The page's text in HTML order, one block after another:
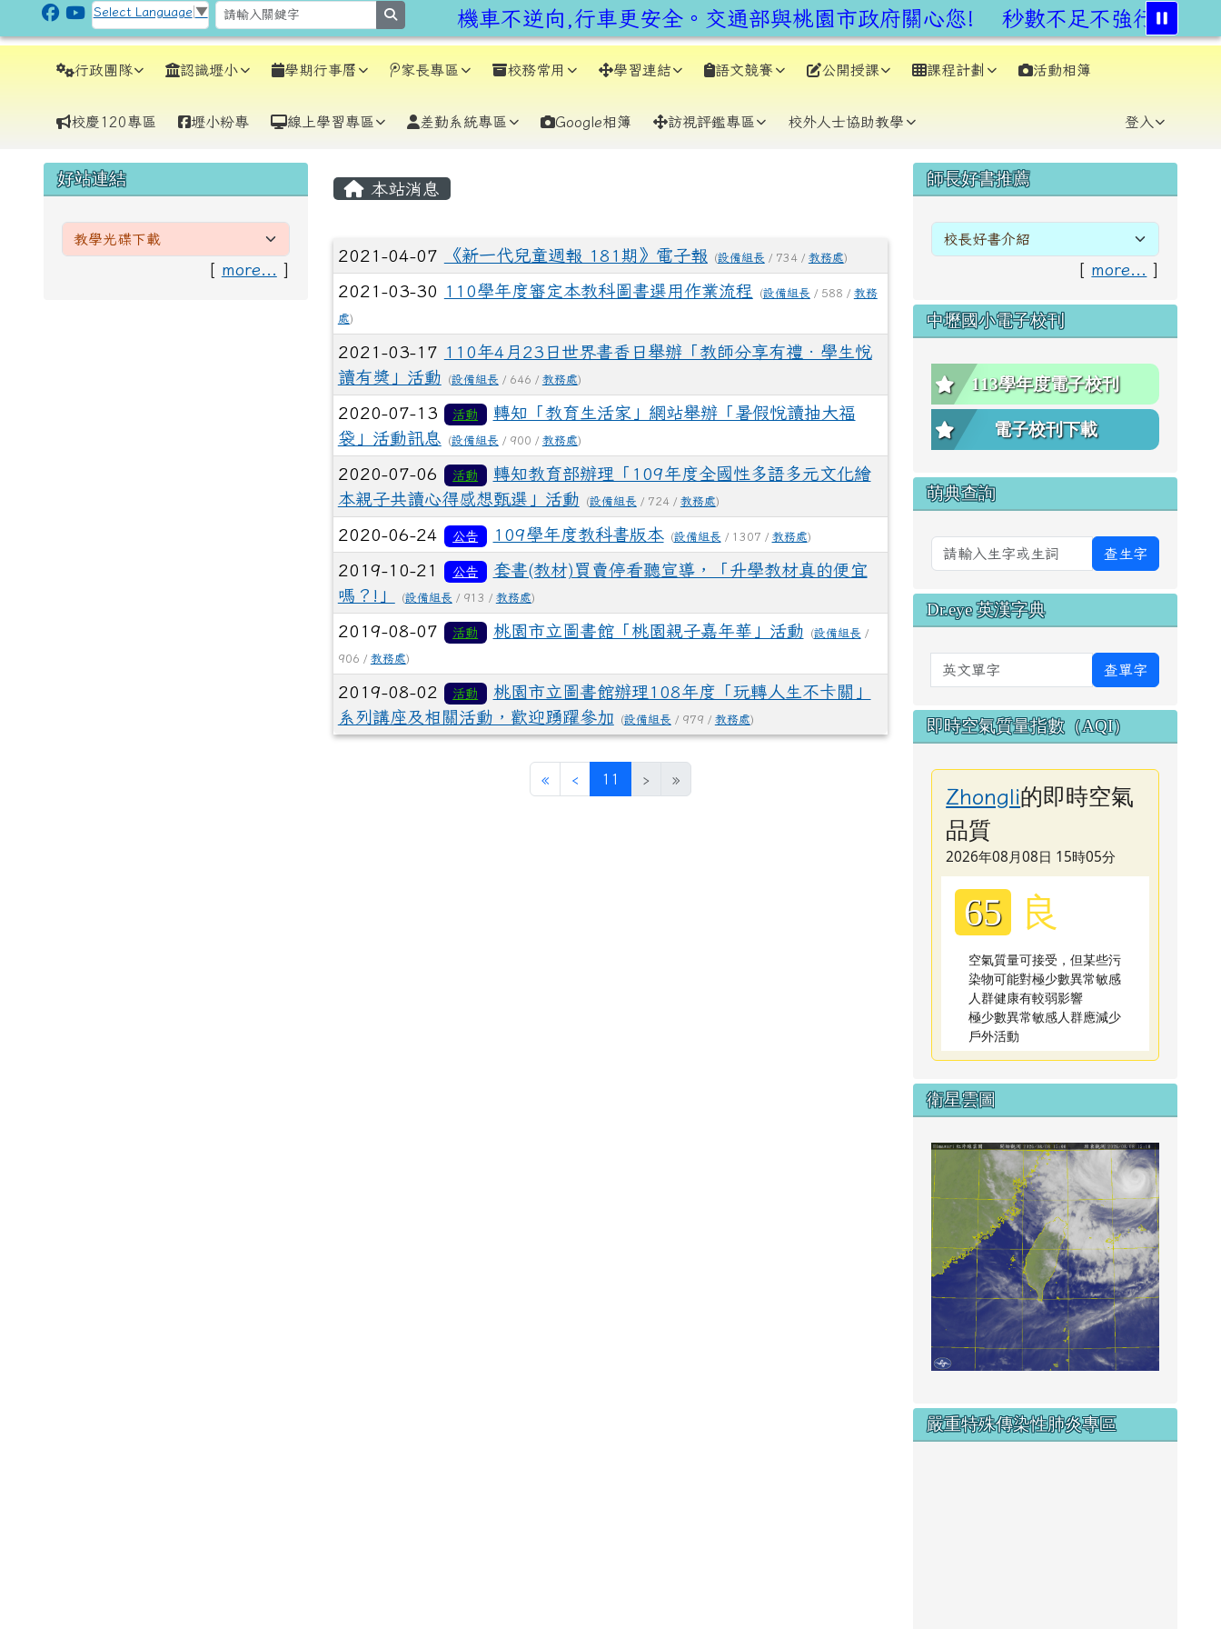
跳至主內容區
CLPS Site
Select Language ▼ 機車不逆向,行車更安全。交通部與桃園市政府關心您! 秒數不足不強行,安全
導覽列行政團隊 認識壢小 學期行事曆 家長專區 校務常用 學習連結 語文競賽 公開授課 課程計劃 活動相簿
校慶120專區 壢小粉專 線上學習專區 差勤系統專區 Google相簿 訪視評鑑專區 校外人士協助教學 登入
左邊區域內容
好站連結
[ more... ]
主內容區域
本站消息
文章列表
2021-04-07 《新一代兒童週報 181期》電子報 (設備組長 / 734 / 教務處)
2021-03-30 110學年度審定本教科圖書選用作業流程 (設備組長 / 588 / 教務
處)
2021-03-17 110年4月23日世界書香日舉辦「教師分享有禮‧學生悅
讀有獎」活動
(設備組長 / 646 / 教務處)
2020-07-13 活動
轉知「教育生活家」網站舉辦「暑假悅讀抽大福
袋」活動訊息
(設備組長 / 900 / 教務處)
2020-07-06 活動
轉知教育部辦理「109年度全國性多語多元文化繪
本親子共讀心得感想甄選」活動
(設備組長 / 724 / 教務處)
2020-06-24 公告 109學年度教科書版本 (設備組長 / 1307 / 教務處)
2019-10-21 公告
套書(教材)買賣停看聽宣導，「升學教材真的便宜
嗎？!」
(設備組長 / 913 / 教務處)
2019-08-07 活動 桃園市立圖書館「桃園親子嘉年華」活動 (設備組長 /
906 / 教務處)
2019-08-02 活動
桃園市立圖書館辦理108年度「玩轉人生不卡關」
系列講座及相關活動，歡迎踴躍參加
(設備組長 / 979 / 教務處)
«第一頁
‹上一頁
11 (目前頁次)
› »
右邊區域內容
師長好書推薦
[ more... ]
中壢國小電子校刊
113學年度電子校刊
電子校刊下載
萌典查詢
查生字
Dr.eye 英漢字典
英文單字 查單字
即時空氣質量指數（AQI）
Zhongli的即時空氣
品質
2026年08月08日 15時05分
65 良
空氣質量可接受，但某些污
染物可能對極少數異常敏感
人群健康有較弱影響
極少數異常敏感人群應減少
戶外活動
衛星雲圖
link to
嚴重特殊傳染性肺炎專區
頁尾區域